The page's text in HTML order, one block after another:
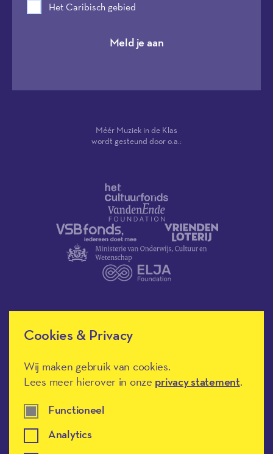
Cookies & Privacy
Wij maken gebruik van cookies.
Lees meer hierover in onze privacy statement.
Functioneel
Analytics
Het Caribisch gebied
Meld je aan
Méér Muziek in de Klas
wordt gesteund door o.a.:
Méér Muziek in de Klas heeft de
culturele ANBI-status en is een